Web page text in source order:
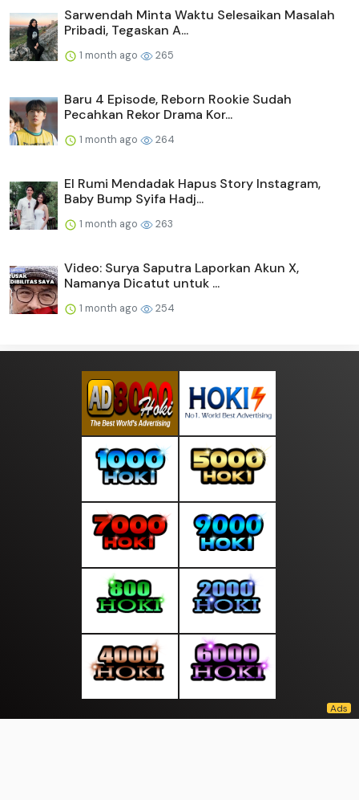
Sarwendah Minta Waktu Selesaikan Masalah
Pribadi, Tegaskan A...
1 month ago 265
Baru 4 Episode, Reborn Rookie Sudah
Pecahkan Rekor Drama Kor...
1 month ago 264
El Rumi Mendadak Hapus Story Instagram,
Baby Bump Syifa Hadj...
1 month ago 263
Video: Surya Saputra Laporkan Akun X,
Namanya Dicatut untuk ...
1 month ago 254